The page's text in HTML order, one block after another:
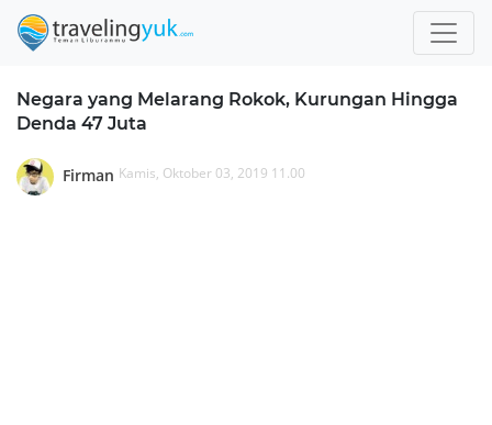
Negara yang Melarang Rokok, Kurungan Hingga
Denda 47 Juta
Firman Kamis, Oktober 03, 2019 11.00